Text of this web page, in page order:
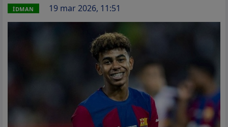
İDMAN 19 mar 2026, 11:51